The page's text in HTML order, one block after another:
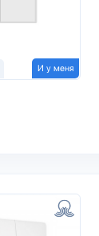
И у меня